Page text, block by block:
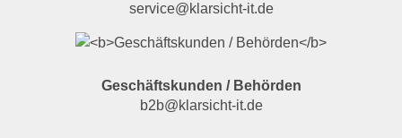
service@klarsicht-it.de
Geschäftskunden / Behörden
b2b@klarsicht-it.de